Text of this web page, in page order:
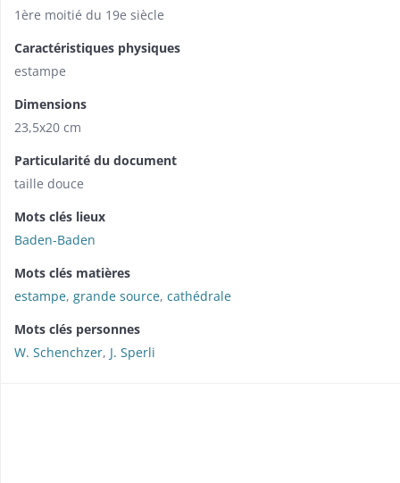
1ère moitié du 19e siècle
Caractéristiques physiques
estampe
Dimensions
23,5x20 cm
Particularité du document
taille douce
Mots clés lieux
Baden-Baden
Mots clés matières
estampe, grande source, cathédrale
Mots clés personnes
W. Schenchzer, J. Sperli